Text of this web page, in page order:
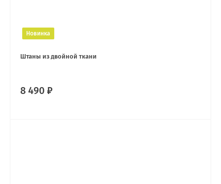
Новинка
Штаны из двойной ткани
8 490 ₽